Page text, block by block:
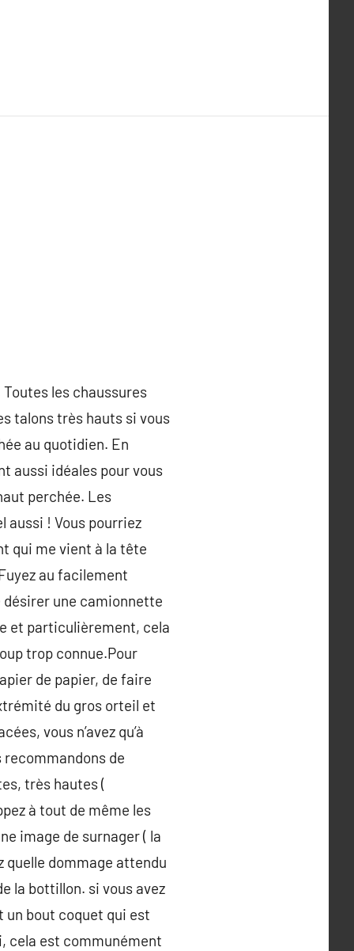
les chaussures
talons très hauts si vous
au quotidien. En
aussi idéales pour vous
perchée. Les
aussi ! Vous pourriez
qui me vient à la tête
au facilement
désirer une camionnette
et particulièrement, cela
trop connue.Pour
de papier, de faire
du gros orteil et
vous n’avez qu’à
recommandons de
très hautes (
à tout de même les
image de surnager ( la
quelle dommage attendu
la bottillon. si vous avez
un bout coquet qui est
cela est communément